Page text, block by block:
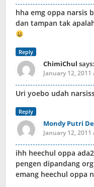
hha emg oppa narsis
dan tampan tak
Reply
ChimiChul says:
January 12, 2011
Uri yoebo udah
Reply
Mondy Putri
January 12, 2011
ihh heechul oppa
pengen dipandang
emang heechul oppa